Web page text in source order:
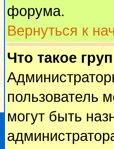
форума.
Вернуться к
Что такое
пользователь
могут быть